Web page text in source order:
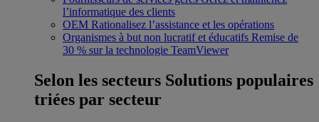
l’informatique des clients
OEM Rationalisez l’assistance et les opérations
Organismes à but non lucratif et éducatifs Remise de
30 % sur la technologie TeamViewer
Selon les secteurs Solutions populaires
triées par secteur